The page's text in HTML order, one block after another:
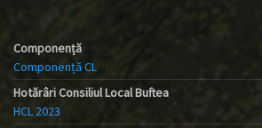
Componență
Componență CL
Hotărâri Consiliul Local Buftea
HCL 2023